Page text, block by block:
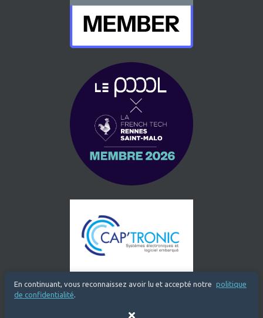
En continuant, vous reconnaissez avoir lu et accepté notre politique
de confidentialité.